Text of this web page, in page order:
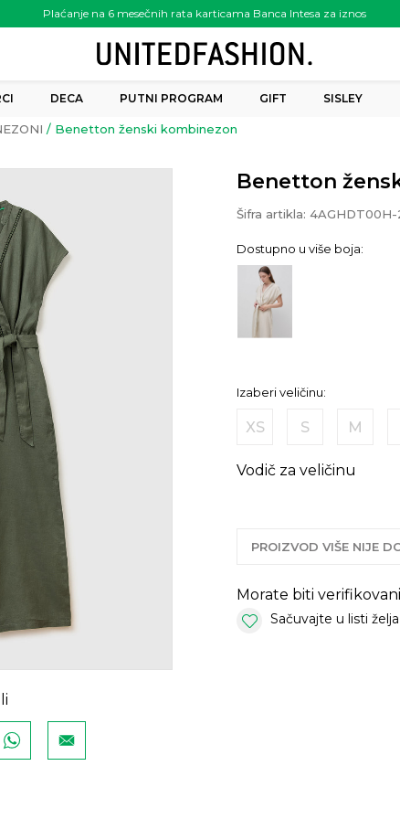
Plaćanje na 6 mesečnih rata karticama Banca Intesa za iznos
preko 6.000.00 rsd
DECA PUTNI PROGRAM GIFT SISLEY
Benetton ženski kombinezon
Benetton
Šifra artikla:
Dostupno u više boja:
Izaberi veličinu:
XS S M
Vodič za veličinu
PROIZVOD VIŠE NIJE
Morate biti
Sačuvajte u listi želja